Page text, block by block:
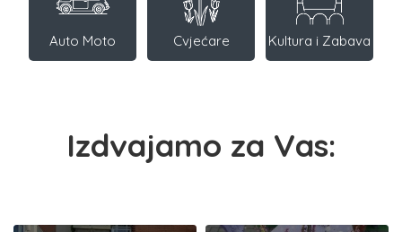
Auto Moto Cvjećare Kultura i Zabava
Izdvajamo za Vas: